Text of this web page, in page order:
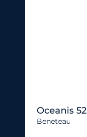
Oceanis 52
Beneteau